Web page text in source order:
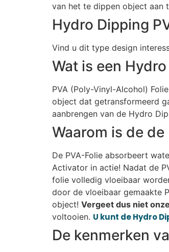
van het te dippen object aan
Hydro Dipping
Vind u dit type design
Wat is een
PVA (Poly-Vinyl-Alcohol)
object dat getransformeerd
aanbrengen van de Hydro
Waarom is de
De PVA-Folie absorbeert
Activator in actie! Nadat de
folie volledig vloeibaar
door de vloeibaar gemaakte
object! Vergeet dus niet
voltooien. U kunt de Hydro
De kenmerken